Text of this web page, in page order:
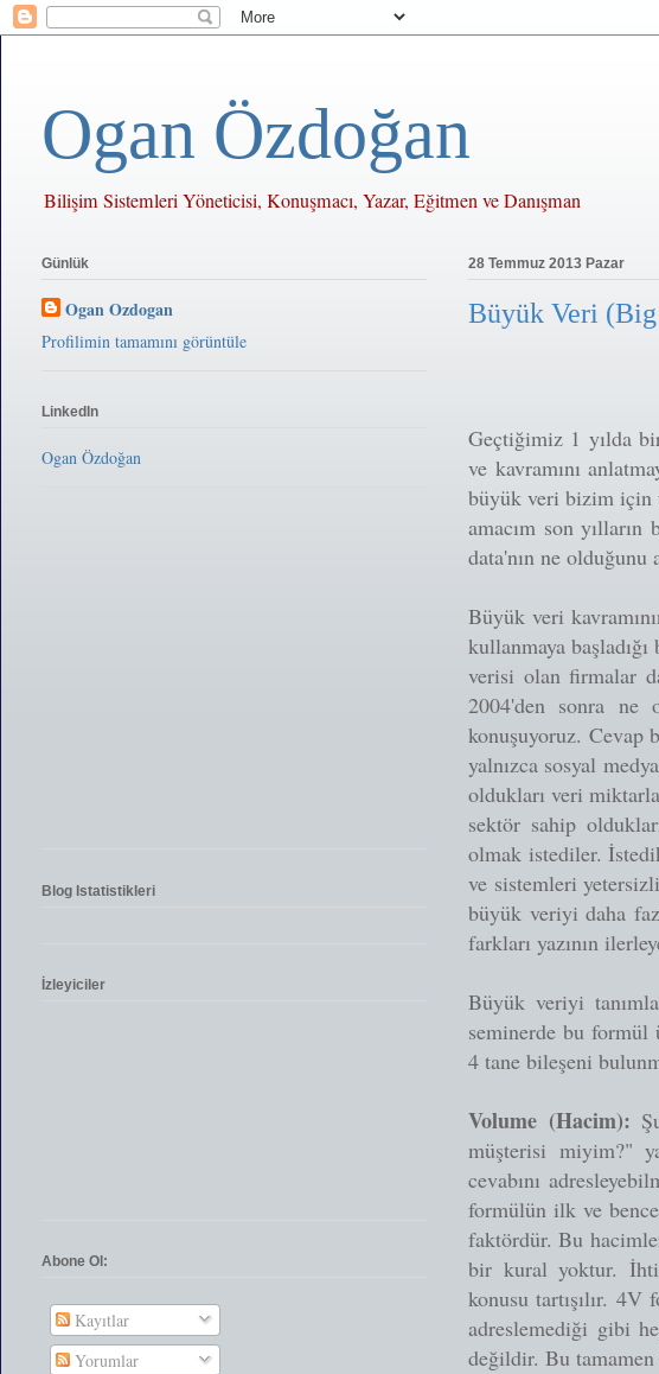
Ogan Özdoğan
Bilişim Sistemleri Yöneticisi, Konuşmacı, Yazar, Eğitmen ve Danışman
28 Temmuz 2013 Pazar
Büyük Veri
Geçtiğimiz 1 yılda
ve kavramını
büyük veri bizim için
amacım son
data'nın ne olduğunu
Büyük veri
kullanmaya
verisi olan firmalar
2004'den sonra ne
konuşuyoruz. Cevap
yalnızca sosyal
oldukları veri
sektör sahip
olmak istediler.
ve sistemleri
büyük veriyi daha
farkları yazının
Büyük veriyi
seminerde bu formül
4 tane bileşeni
Volume (Hacim):
müşterisi miyim?"
cevabını
formülün ilk ve
faktördür. Bu
bir kural yoktur.
konusu tartışılır.
adreslemediği gibi
değildir. Bu
Günlük
Ogan Ozdogan
Profilimin tamamını görüntüle
LinkedIn
Ogan Özdoğan
Blog Istatistikleri
İzleyiciler
Abone Ol:
Kayıtlar
Yorumlar